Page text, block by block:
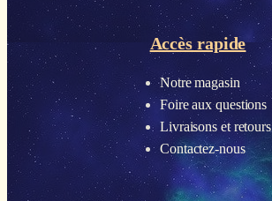
Accès rapide
Notre magasin
Foire aux questions
Livraisons et retours
Contactez-nous